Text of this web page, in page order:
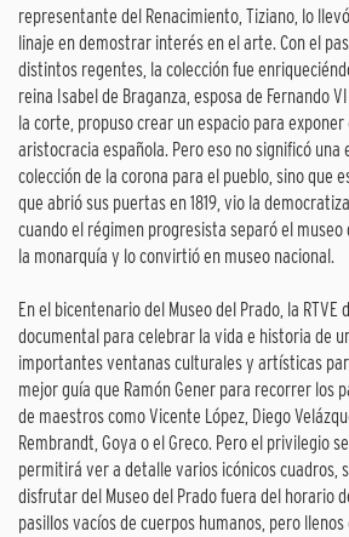
representante del Renacimiento, Tiziano, lo
linaje en demostrar interés en el arte. Con el
distintos regentes, la colección fue
reina Isabel de Braganza, esposa de Fernando
la corte, propuso crear un espacio para
aristocracia española. Pero eso no significó una
colección de la corona para el pueblo, sino que
que abrió sus puertas en 1819, vio la
cuando el régimen progresista separó el museo
la monarquía y lo convirtió en museo nacional.
En el bicentenario del Museo del Prado, la RTVE
documental para celebrar la vida e historia de
importantes ventanas culturales y artísticas
mejor guía que Ramón Gener para recorrer los
de maestros como Vicente López, Diego
Rembrandt, Goya o el Greco. Pero el privilegio
permitirá ver a detalle varios icónicos cuadros,
disfrutar del Museo del Prado fuera del horario
pasillos vacíos de cuerpos humanos, pero